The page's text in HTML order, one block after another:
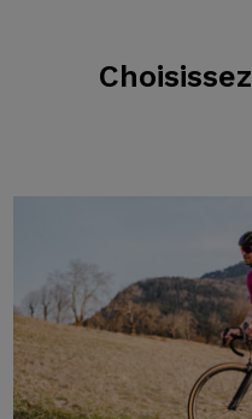
Choisissez